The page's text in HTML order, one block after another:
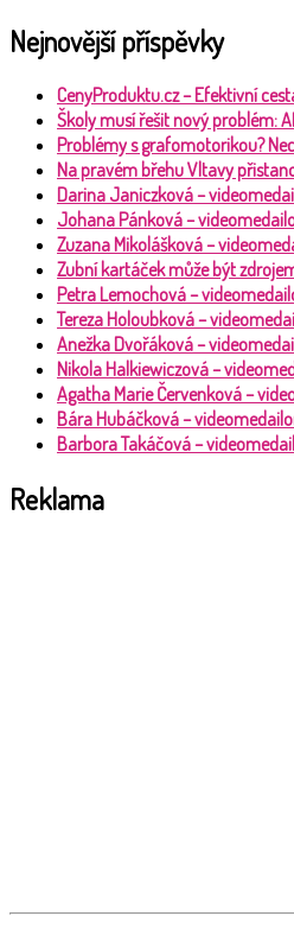
Nejnovější příspěvky
CenyProduktu.cz – Efektivní
Školy musí řešit nový problém:
Problémy s grafomotorikou?
Na pravém břehu Vltavy
Darina Janiczková –
Johana Pánková –
Zuzana Mikolášková –
Zubní kartáček může být
Petra Lemochová –
Tereza Holoubková –
Anežka Dvořáková –
Nikola Halkiewiczová –
Agatha Marie Červenková –
Bára Hubáčková –
Barbora Takáčová –
Reklama